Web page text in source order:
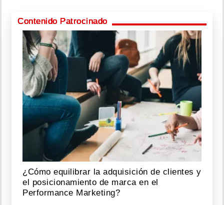
Contenido Patrocinado
¿Cómo equilibrar la adquisición de clientes y
el posicionamiento de marca en el
Performance Marketing?